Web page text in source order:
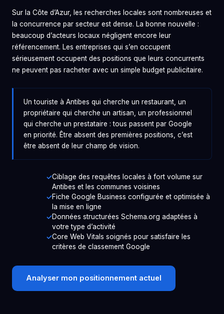
Sur la Côte d’Azur, les recherches locales sont nombreuses et
la concurrence par secteur est dense. La bonne nouvelle :
beaucoup d’acteurs locaux négligent encore leur
référencement. Les entreprises qui s’en occupent
sérieusement occupent des positions que leurs concurrents
ne peuvent pas racheter avec un simple budget publicitaire.
Un touriste à Antibes qui cherche un restaurant, un
propriétaire qui cherche un artisan, un professionnel
qui cherche un prestataire : tous passent par Google
en priorité. Être absent des premières positions, c’est
être absent de leur champ de vision.
Ciblage des requêtes locales à fort volume sur
Antibes et les communes voisines
Fiche Google Business configurée et optimisée à
la mise en ligne
Données structurées Schema.org adaptées à
votre type d’activité
Core Web Vitals soignés pour satisfaire les
critères de classement Google
Analyser mon positionnement actuel